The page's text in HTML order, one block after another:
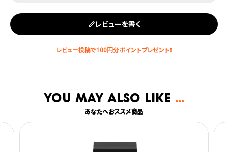
レビューを書く
You may also like
あなたへおススメ商品